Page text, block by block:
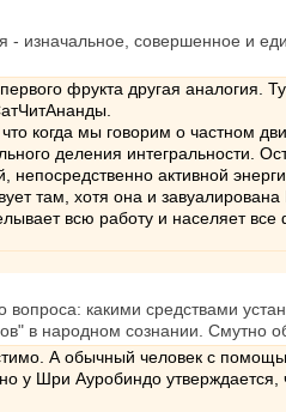
- изначальное, совершенное и
фрукта другая аналогия.
когда мы говорим о частном
деления интегральности.
активной
там, хотя она и
всю работу и населяет
вопроса: какими средствами
в народном сознании. Смутно
А обычный человек с
у Шри Ауробиндо утверждается,